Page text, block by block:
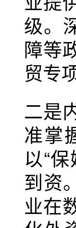
级。
障等
贸专
二是
准掌
以“
到资
业在